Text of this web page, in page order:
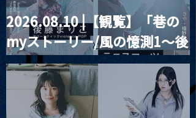
2026.08.10 |【観覧】「巷の
myストーリー/風の憶測1～後
藤まりこアコースティック
violence POPとテニスコー
ツ」